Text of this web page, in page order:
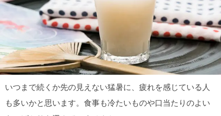
いつまで続くか先の見えない猛暑に、疲れを感じている人
も多いかと思います。食事も冷たいものや口当たりのよい